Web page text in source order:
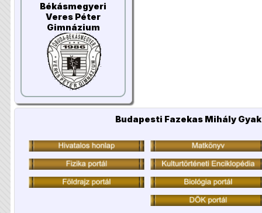
Békásmegyeri
Veres Péter
Gimnázium
Budapesti Fazekas Mihály